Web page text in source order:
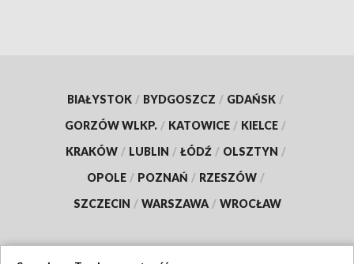
BIAŁYSTOK / BYDGOSZCZ / GDAŃSK /
GORZÓW WLKP. / KATOWICE / KIELCE /
KRAKÓW / LUBLIN / ŁÓDŹ / OLSZTYN /
OPOLE / POZNAŃ / RZESZÓW /
SZCZECIN / WARSZAWA / WROCŁAW